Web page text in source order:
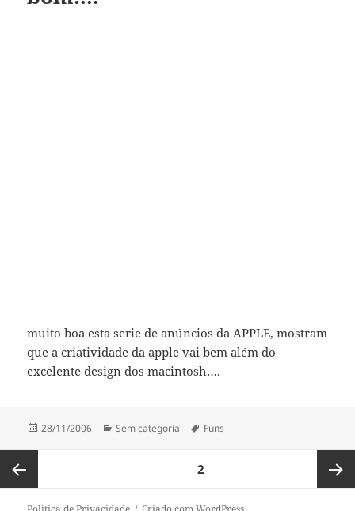
muito boa esta serie de anúncios da APPLE, mostram
que a criatividade da apple vai bem além do
excelente design dos macintosh….
Publicado
28/11/2006 Categorias
Sem categoria Etiquetas
Funs
dos
Página
PÁGINA2